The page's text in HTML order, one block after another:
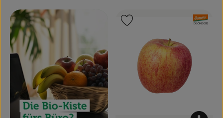
Haushalt & Garten
Geschäftskunden-Shop
Freunde werben
News
, Verband:
, Kontrollstelle:
DE-ÖKO-005
Produkt zu Favouriten hinzufügen